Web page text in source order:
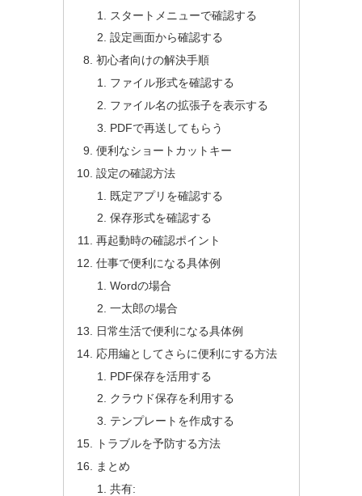
スタートメニューで確認する
設定画面から確認する
初心者向けの解決手順
ファイル形式を確認する
ファイル名の拡張子を表示する
PDFで再送してもらう
便利なショートカットキー
設定の確認方法
既定アプリを確認する
保存形式を確認する
再起動時の確認ポイント
仕事で便利になる具体例
Wordの場合
一太郎の場合
日常生活で便利になる具体例
応用編としてさらに便利にする方法
PDF保存を活用する
クラウド保存を利用する
テンプレートを作成する
トラブルを予防する方法
まとめ
共有: